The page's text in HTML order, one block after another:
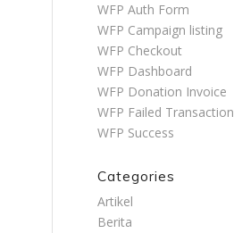
WFP Auth Form
WFP Campaign listing
WFP Checkout
WFP Dashboard
WFP Donation Invoice
WFP Failed Transaction
WFP Success
Categories
Artikel
Berita